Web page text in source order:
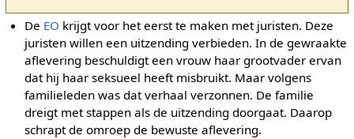
De EO krijgt voor het eerst te maken met juristen. Deze
juristen willen een uitzending verbieden. In de gewraakte
aflevering beschuldigt een vrouw haar grootvader ervan
dat hij haar seksueel heeft misbruikt. Maar volgens
familieleden was dat verhaal verzonnen. De familie
dreigt met stappen als de uitzending doorgaat. Daarop
schrapt de omroep de bewuste aflevering.